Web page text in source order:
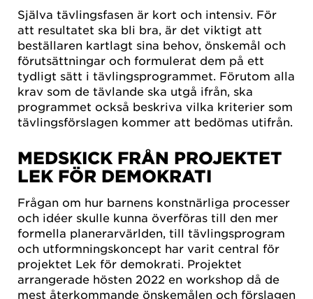
Själva tävlingsfasen är kort och intensiv. För
att resultatet ska bli bra, är det viktigt att
beställaren kartlagt sina behov, önskemål och
förutsättningar och formulerat dem på ett
tydligt sätt i tävlingsprogrammet. Förutom alla
krav som de tävlande ska utgå ifrån, ska
programmet också beskriva vilka kriterier som
tävlingsförslagen kommer att bedömas utifrån.
MEDSKICK FRÅN PROJEKTET
LEK FÖR DEMOKRATI
Frågan om hur barnens konstnärliga processer
och idéer skulle kunna överföras till den mer
formella planerarvärlden, till tävlingsprogram
och utformningskoncept har varit central för
projektet Lek för demokrati. Projektet
arrangerade hösten 2022 en workshop då de
mest återkommande önskemålen och förslagen